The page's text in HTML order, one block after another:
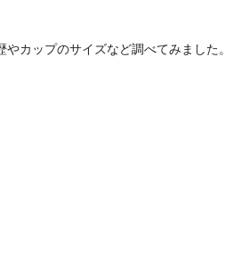
カップのサイズなど調べてみました。